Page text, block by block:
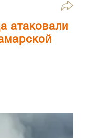
атаковали